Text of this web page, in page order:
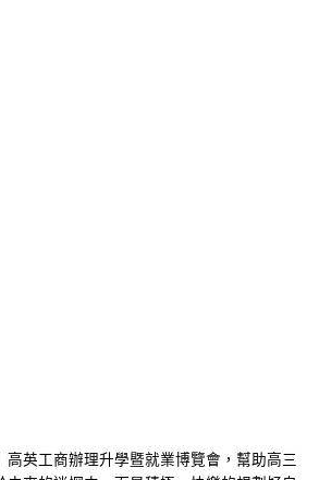
高英工商辦理升學暨就業博覽會，幫助高三